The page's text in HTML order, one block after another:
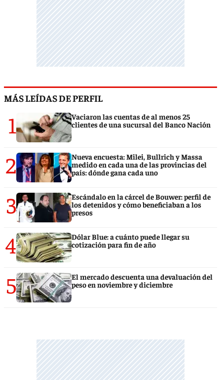
MÁS LEÍDAS DE PERFIL
1
Vaciaron las cuentas de al menos 25
clientes de una sucursal del Banco Nación
2
Nueva encuesta: Milei, Bullrich y Massa
medido en cada una de las provincias del
país: dónde gana cada uno
3
Escándalo en la cárcel de Bouwer: perfil de
los detenidos y cómo beneficiaban a los
presos
4
Dólar Blue: a cuánto puede llegar su
cotización para fin de año
5
El mercado descuenta una devaluación del
peso en noviembre y diciembre